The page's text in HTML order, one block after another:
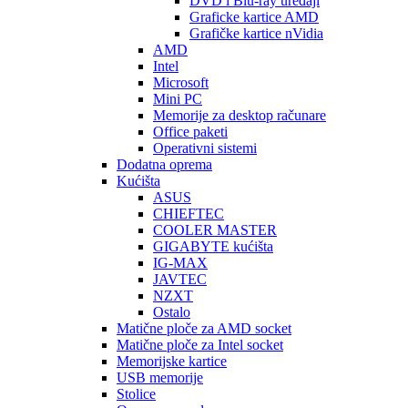
Graficke kartice AMD
Grafičke kartice nVidia
AMD
Intel
Microsoft
Mini PC
Memorije za desktop računare
Office paketi
Operativni sistemi
Dodatna oprema
Kućišta
ASUS
CHIEFTEC
COOLER MASTER
GIGABYTE kućišta
IG-MAX
JAVTEC
NZXT
Ostalo
Matične ploče za AMD socket
Matične ploče za Intel socket
Memorijske kartice
USB memorije
Stolice